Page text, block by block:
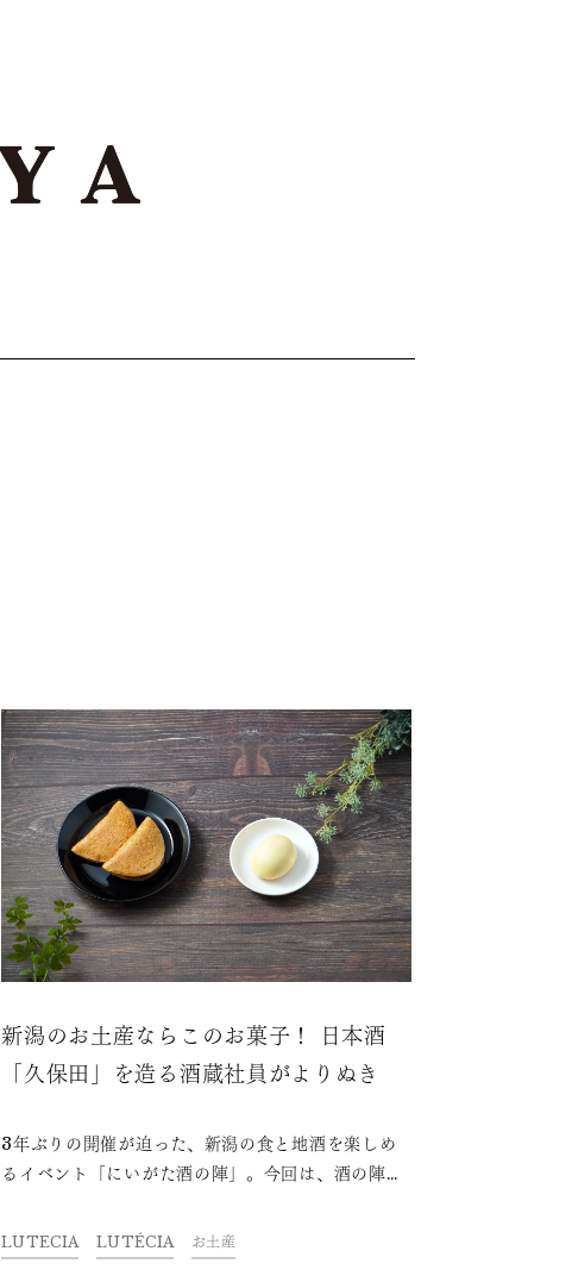
新潟のお土産ならこのお菓子！ 日本酒
「久保田」を造る酒蔵社員がよりぬき
3年ぶりの開催が迫った、新潟の食と地酒を楽しめ
るイベント「にいがた酒の陣」。今回は、酒の陣を
ておすすめのお菓子を紹介します。どれも新潟駅や
酒の陣の会場の近くで手に入るものばかりですの
LUTECIA LUTÉCIA お土産